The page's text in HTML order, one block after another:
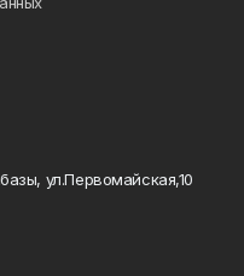
ул.Первомайская,10